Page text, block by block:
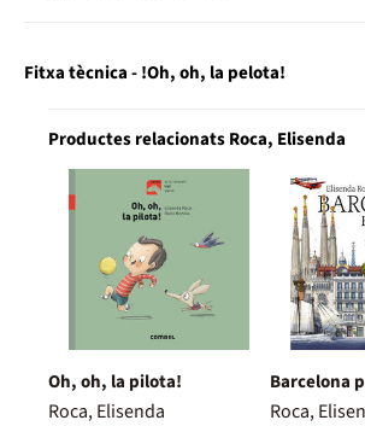
Fitxa tècnica - !Oh, oh, la pelota!
Productes relacionats Roca, Elisenda
Oh, oh, la pilota!
Roca, Elisenda
Barcelona
Roca,